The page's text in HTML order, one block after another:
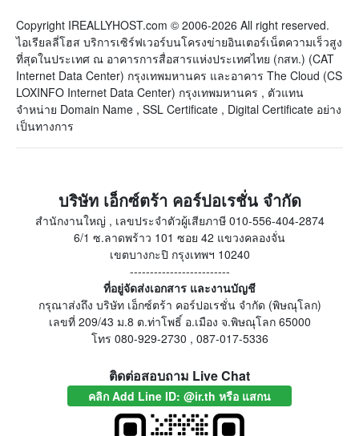
Copyright IREALLYHOST.com © 2006-2026 All right reserved.
ไอเรียลลี่โฮส บริการเซิร์ฟเวอร์บนโครงข่ายอินเตอร์เน็ตความเร็วสูง
ที่สุดในประเทศ ณ อาคารการสื่อสารแห่งประเทศไทย (กสท.) (CAT
Internet Data Center) กรุงเทพมหานคร และอาคาร The Cloud (CS
LOXINFO Internet Data Center) กรุงเทพมหานคร , ตัวแทน
จำหน่าย Domain Name , SSL Certificate , Digital Certificate อย่าง
เป็นทางการ
บริษัท เอ็กซ์ตร้า คอร์ปอเรชั่น จำกัด
สำนักงานใหญ่ , เลขประจำตัวผู้เสียภาษี 010-556-404-2874
6/1 ซ.ลาดพร้าว 101 ซอย 42 แขวงคลองจั่น
เขตบางกะปิ กรุงเทพฯ 10240
-------------------------
ที่อยู่จัดส่งเอกสาร และงานบัญชี
กรุณาส่งถึง บริษัท เอ็กซ์ตร้า คอร์ปอเรชั่น จำกัด (พิษณุโลก)
เลขที่ 209/43 ม.8 ต.ท่าโพธิ์ อ.เมือง จ.พิษณุโลก 65000
โทร 080-929-2730 , 087-017-5336
ติดต่อสอบถาม Live Chat
คลิก Add Line ID: @ir.th หรือ แสกน